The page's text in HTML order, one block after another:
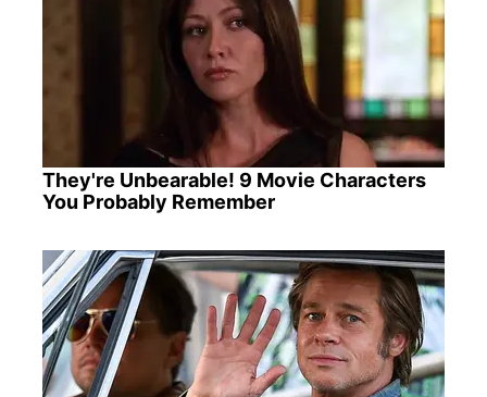
They're Unbearable! 9 Movie Characters
You Probably Remember